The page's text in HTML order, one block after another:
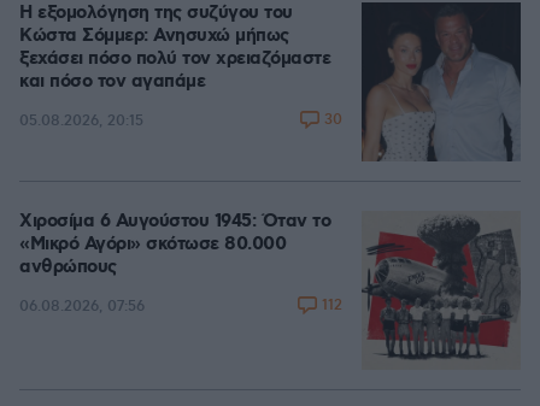
Η εξομολόγηση της συζύγου του
Κώστα Σόμμερ: Ανησυχώ μήπως
ξεχάσει πόσο πολύ τον χρειαζόμαστε
και πόσο τον αγαπάμε
05.08.2026, 20:15 30
Χιροσίμα 6 Αυγούστου 1945: Όταν το
«Μικρό Αγόρι» σκότωσε 80.000
ανθρώπους
06.08.2026, 07:56 112